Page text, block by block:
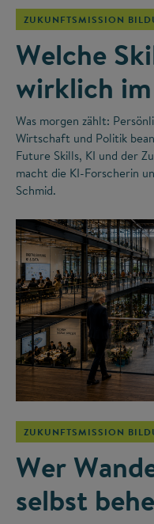
ZUKUNFTSMISSION
Welche
wirklich
Was morgen zählt:
Wirtschaft und Politik
Future Skills, KI und der
macht die KI-Forscherin
Schmid.
ZUKUNFTSMISSION
Wer
selbst